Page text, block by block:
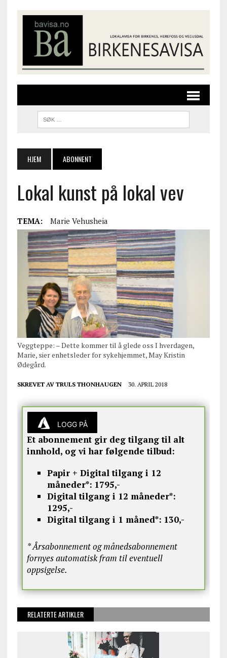
HJEM ABONNENT
Lokal kunst på lokal vev
TEMA: Marie Vehusheia
Veggteppe: – Dette kommer til å glede oss I hverdagen,
Marie, sier enhetsleder for sykehjemmet, May Kristin
Ødegård.
SKREVET AV TRULS THONHAUGEN 30. APRIL 2018
LOGG PÅ
Et abonnement gir deg tilgang til alt
innhold, og vi har følgende tilbud:
Papir + Digital tilgang i 12
måneder*: 1795,-
Digital tilgang i 12 måneder*:
1295,-
Digital tilgang i 1 måned*: 130,-
* Årsabonnement og månedsabonnement
fornyes automatisk fram til eventuell
oppsigelse.
RELATERTE ARTIKLER